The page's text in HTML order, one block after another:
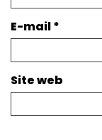
E-mail*
Site web